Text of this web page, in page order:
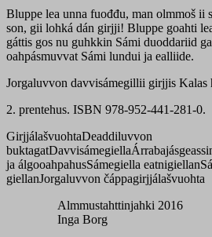
Bluppe lea unna fuođđu, man olmmoš ii
son, gii lohká dán girjji! Bluppe goahti
gáttis gos nu guhkkin Sámi duoddariid
oahpásmuvvat Sámi lundui ja ealliide.
Jorgaluvvon davvisámegillii girjjis Kalas
2. prentehus. ISBN 978-952-441-281-0.
GirjjálašvuohtaDeaddiluvvon
buktagatDavvisámegiella
ja álgooahpahusSámegiella eatnigiellan
giellanJorgaluvvon čáppagirjjálašvuohta
Almmustahttinjahki 2016
Inga Borg